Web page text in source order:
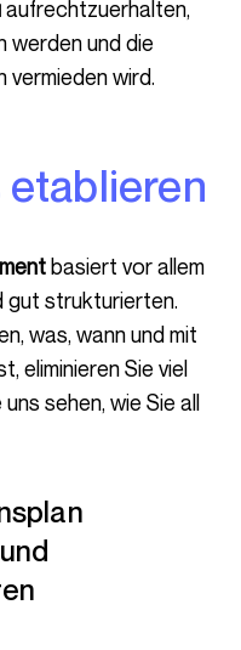
aufrechtzuerhalten,
werden und die
wird.
etablieren
basiert vor allem
gut strukturierten.
was, wann und mit
eliminieren Sie viel
sehen, wie Sie all